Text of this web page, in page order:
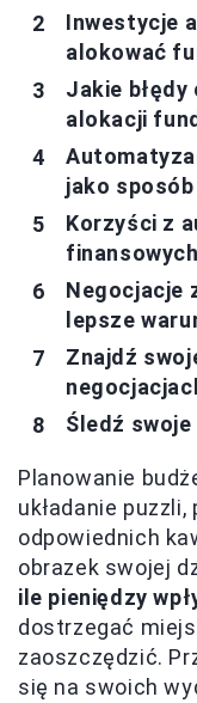
Inwestycje
alokować
Jakie
alokacji
jako
Korzyści z
finansowych
Negocjacje
lepsze
Znajdź
Śledź
Planowanie
układanie
odpowiednich
obrazek swojej
ile pieniędzy
dostrzegać
zaoszczędzić.
się na swoich